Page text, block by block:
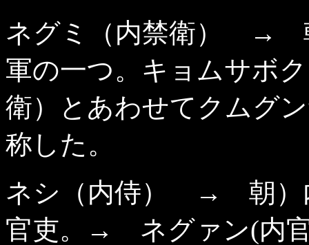
ネグミ（内禁衛） →
軍の一つ。キョムサボ
衛）とあわせてクムグ
称した。
ネシ（内侍） → 朝）
官吏。→ ネグァン(内